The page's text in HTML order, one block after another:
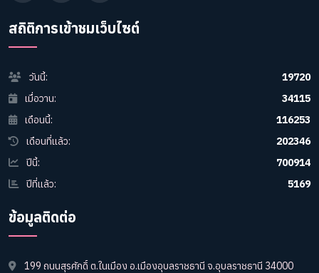
สถิติการเข้าชมเว็บไซต์
วันนี้:
19720
เมื่อวาน:
34115
เดือนนี้:
116253
เดือนที่แล้ว:
202346
ปีนี้:
700914
ปีที่แล้ว:
5169
ข้อมูลติดต่อ
199 ถนนสุรศักดิ์ ต.ในเมือง อ.เมืองอุบลราชธานี จ.อุบลราชธานี 34000